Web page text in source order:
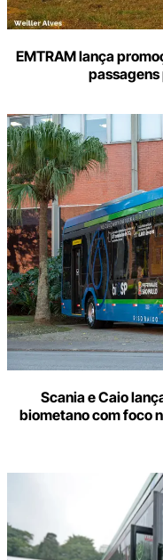
EMTRAM lança
Scania e Caio
biometano com foco